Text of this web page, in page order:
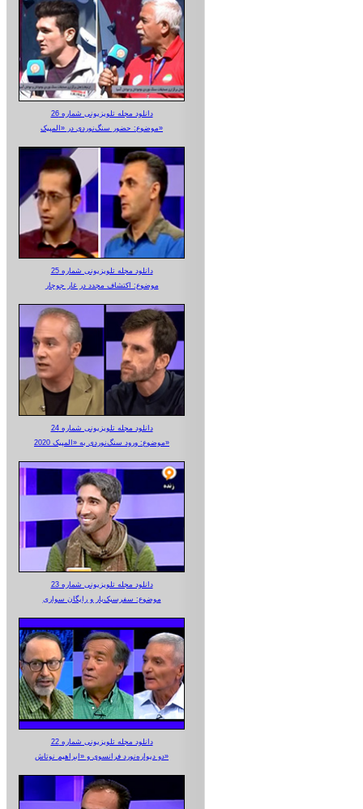
دانلود مجله تلویزیونی شماره 26
موضوع: حضور سنگ‌نوردی در «المپیک»
دانلود مجله تلویزیونی شماره 25
موضوع: اکتشاف مجدد در غار جوجار
دانلود مجله تلویزیونی شماره 24
موضوع: ورود سنگ‌نوردی به «المپیک 2020»
دانلود مجله تلویزیونی شماره 23
موضوع: سفرسبک‌بار و رایگان سواری
دانلود مجله تلویزیونی شماره 22
دو دیواره‌نورد فرانسوی و «ابراهیم نوتاش»